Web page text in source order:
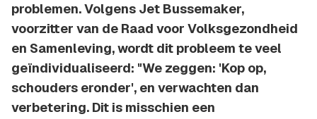
problemen. Volgens Jet Bussemaker,
voorzitter van de Raad voor Volksgezondheid
en Samenleving, wordt dit probleem te veel
geïndividualiseerd: "We zeggen: 'Kop op,
schouders eronder', en verwachten dan
verbetering. Dit is misschien een